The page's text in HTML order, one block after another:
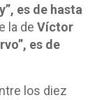
es de hasta
la de Víctor
es de
los diez